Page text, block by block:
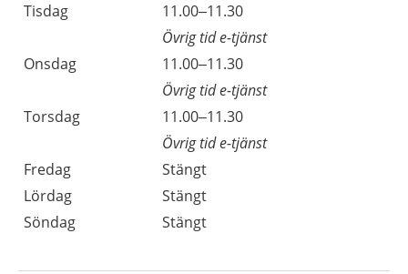
Tisdag
11.00–11.30
Övrig tid e-tjänst
Onsdag
11.00–11.30
Övrig tid e-tjänst
Torsdag
11.00–11.30
Övrig tid e-tjänst
Fredag
Stängt
Lördag
Stängt
Söndag
Stängt